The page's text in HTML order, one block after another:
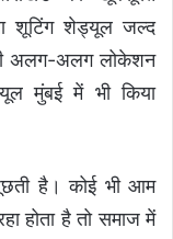
शूटिंग शेड्यूल जल्द
की अलग-अलग लोकेशन
मुंबई में भी किया
है। कोई भी आम
होता है तो समाज में